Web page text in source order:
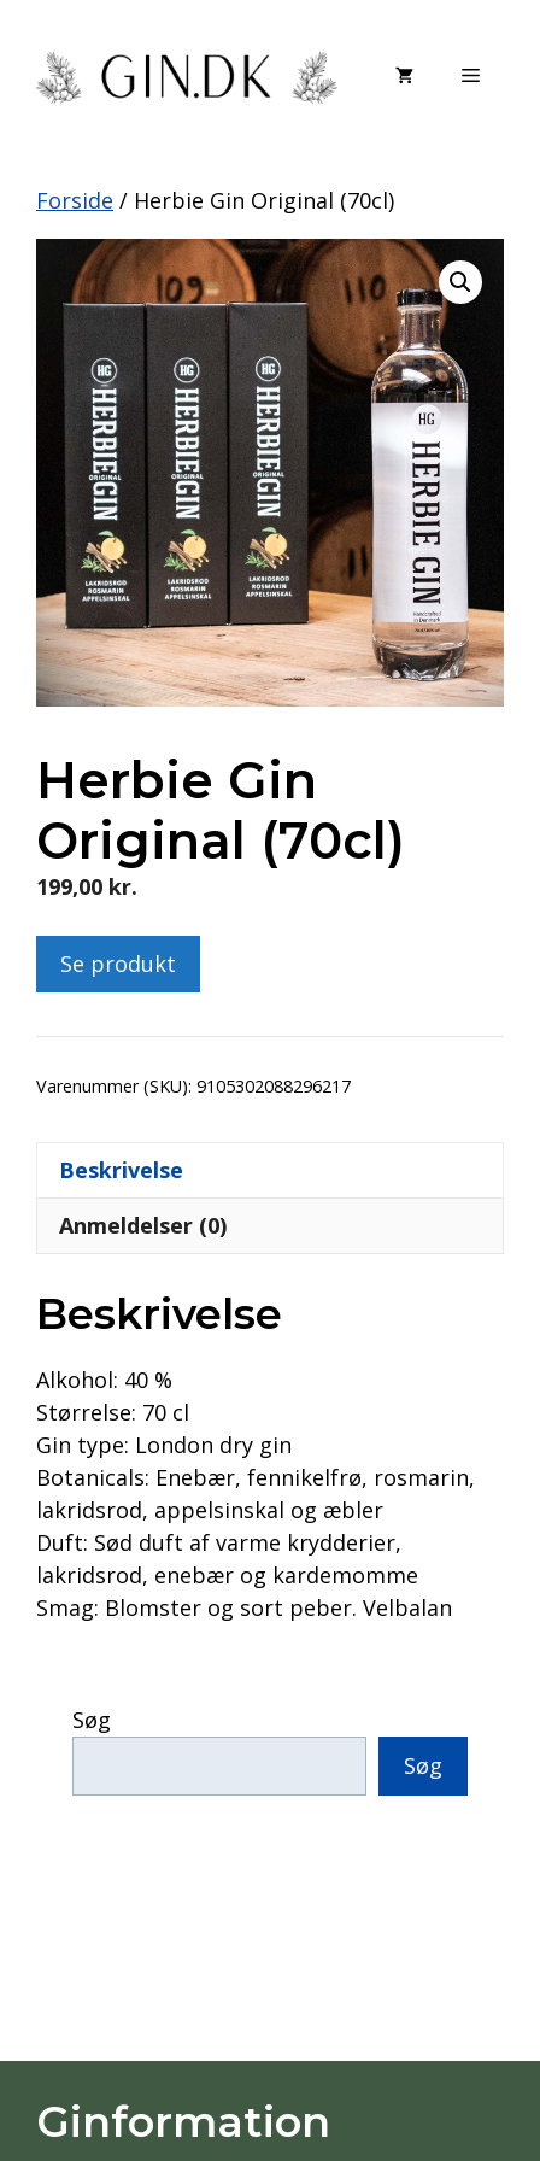
indhold
Menu
Forside / Herbie Gin Original (70cl)
Herbie Gin
Original (70cl)
199,00 kr.
Se produkt
Varenummer (SKU): 9105302088296217
Beskrivelse
Anmeldelser (0)
Beskrivelse
Alkohol: 40 %
Størrelse: 70 cl
Gin type: London dry gin
Botanicals: Enebær, fennikelfrø, rosmarin,
lakridsrod, appelsinskal og æbler
Duft: Sød duft af varme krydderier,
lakridsrod, enebær og kardemomme
Smag: Blomster og sort peber. Velbalan
Søg
Søg
Ginformation